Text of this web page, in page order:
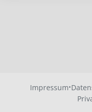
Impressum·